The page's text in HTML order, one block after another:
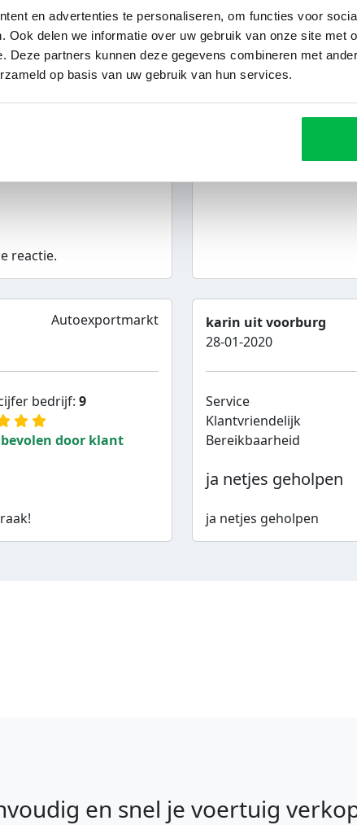
en advertenties te personaliseren, om functies voor
Ook delen we informatie over uw gebruik van onze site met
Deze partners kunnen deze gegevens combineren met
op basis van uw gebruik van hun services.
Autoexportmarkt
door klant
reactie.
Veronique uit
29-06-2021
Bereikbaarheid
Autoexportmarkt
bedrijf: 9
door klant
karin uit voorburg
28-01-2020
Service
Klantvriendelijk
Bereikbaarheid
ja netjes geholpen
ja netjes geholpen
en snel je voertuig